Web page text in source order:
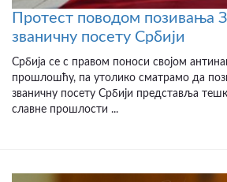
Протест поводом позивања
званичну посету Србији
Србија се с правом поноси својом
прошлошћу, па утолико сматрамо да
званичну посету Србији представља
славне прошлости ...